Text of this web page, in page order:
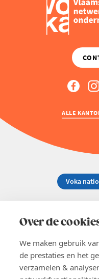
Over de
We maken gebruik
de prestaties en het
verzamelen &
ALLE
02 229 81 11